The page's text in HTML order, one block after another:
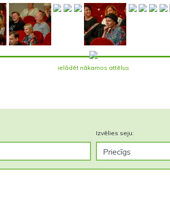
ielādēt nākamos attēlus
Izvēlies seju: